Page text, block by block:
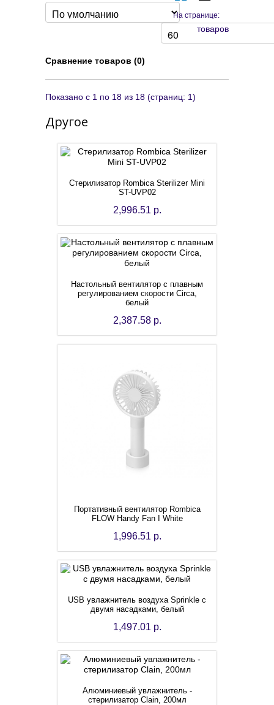
На странице:
товаров
Сравнение товаров (0)
Показано с 1 по 18 из 18 (страниц: 1)
Другое
Стерилизатор Rombica Sterilizer Mini
ST-UVP02
2,996.51 р.
Настольный вентилятор с плавным
регулированием скорости Circa,
белый
2,387.58 р.
Портативный вентилятор Rombica
FLOW Handy Fan I White
1,996.51 р.
USB увлажнитель воздуха Sprinkle с
двумя насадками, белый
1,497.01 р.
Алюминиевый увлажнитель -
стерилизатор Clain, 200мл